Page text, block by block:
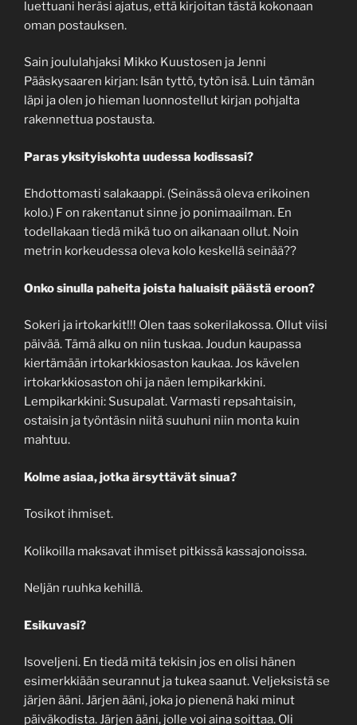
luettuani heräsi ajatus, että kirjoitan tästä kokonaan
oman postauksen.
Sain joululahjaksi Mikko Kuustosen ja Jenni
Pääskysaaren kirjan: Isän tyttö, tytön isä. Luin tämän
läpi ja olen jo hieman luonnostellut kirjan pohjalta
rakennettua postausta.
Paras yksityiskohta uudessa kodissasi?
Ehdottomasti salakaappi. (Seinässä oleva erikoinen
kolo.) F on rakentanut sinne jo ponimaailman. En
todellakaan tiedä mikä tuo on aikanaan ollut. Noin
metrin korkeudessa oleva kolo keskellä seinää??
Onko sinulla paheita joista haluaisit päästä eroon?
Sokeri ja irtokarkit!!! Olen taas sokerilakossa. Ollut viisi
päivää. Tämä alku on niin tuskaa. Joudun kaupassa
kiertämään irtokarkkiosaston kaukaa. Jos kävelen
irtokarkkiosaston ohi ja näen lempikarkkini.
Lempikarkkini: Susupalat. Varmasti repsahtaisin,
ostaisin ja työntäsin niitä suuhuni niin monta kuin
mahtuu.
Kolme asiaa, jotka ärsyttävät sinua?
Tosikot ihmiset.
Kolikoilla maksavat ihmiset pitkissä kassajonoissa.
Neljän ruuhka kehillä.
Esikuvasi?
Isoveljeni. En tiedä mitä tekisin jos en olisi hänen
esimerkkiään seurannut ja tukea saanut. Veljeksistä se
järjen ääni. Järjen ääni, joka jo pienenä haki minut
päiväkodista. Järjen ääni, jolle voi aina soittaa. Oli